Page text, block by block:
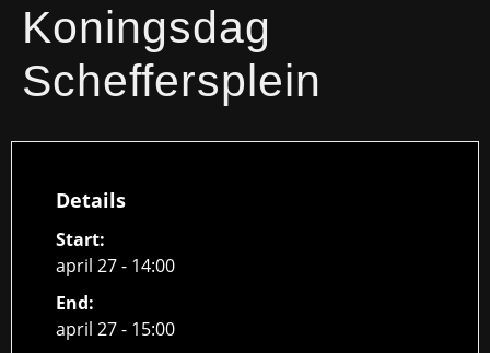
Koningsdag
Scheffersplein
Details
Start:
april 27 - 14:00
End:
april 27 - 15:00